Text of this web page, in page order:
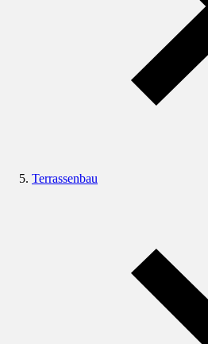
Terrassenbau